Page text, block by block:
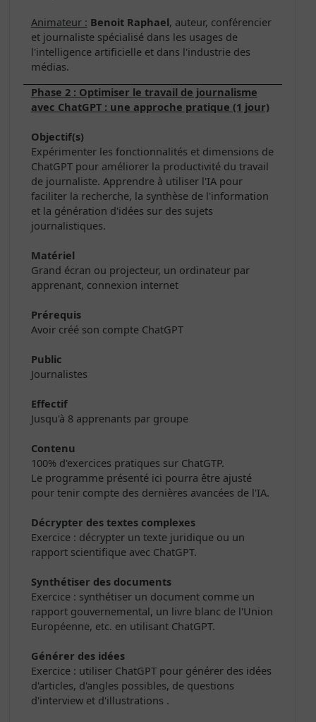
Animateur : Benoit Raphael, auteur, conférencier
et journaliste spécialisé dans les usages de
l'intelligence artificielle et dans l'industrie des
médias.
Phase 2 : Optimiser le travail de journalisme
avec ChatGPT : une approche pratique (1 jour)
Objectif(s)
Expérimenter les fonctionnalités et dimensions de
ChatGPT pour améliorer la productivité du travail
de journaliste. Apprendre à utiliser l'IA pour
faciliter la recherche, la synthèse de l'information
et la génération d'idées sur des sujets
journalistiques.
Matériel
Grand écran ou projecteur, un ordinateur par
apprenant, connexion internet
Prérequis
Avoir créé son compte ChatGPT
Public
Journalistes
Effectif
Jusqu'à 8 apprenants par groupe
Contenu
100% d'exercices pratiques sur ChatGTP.
Le programme présenté ici pourra être ajusté
pour tenir compte des dernières avancées de l'IA.
Décrypter des textes complexes
Exercice : décrypter un texte juridique ou un
rapport scientifique avec ChatGPT.
Synthétiser des documents
Exercice : synthétiser un document comme un
rapport gouvernemental, un livre blanc de l'Union
Européenne, etc. en utilisant ChatGPT.
Générer des idées
Exercice : utiliser ChatGPT pour générer des idées
d'articles, d'angles possibles, de questions
d'interview et d'illustrations .